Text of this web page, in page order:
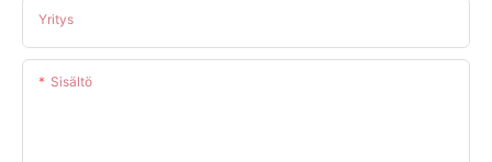
Yritys
Sisältö